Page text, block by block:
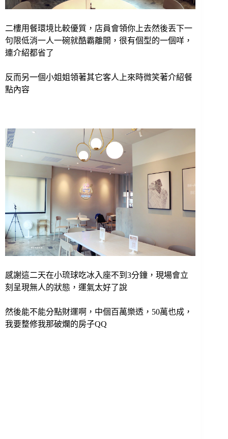
二樓用餐環境比較優質，店員會領你上去然後丟下一
句限低消一人一碗就酷霸離開，很有個型的一個咩，
連介紹都省了
反而另一個小姐姐領著其它客人上來時微笑著介紹餐
點內容
感謝這二天在小琉球吃冰入座不到3分鐘，現場會立
刻呈現無人的狀態，運氣太好了說
然後能不能分點財運啊，中個百萬樂透，50萬也成，
我要整修我那破爛的房子QQ